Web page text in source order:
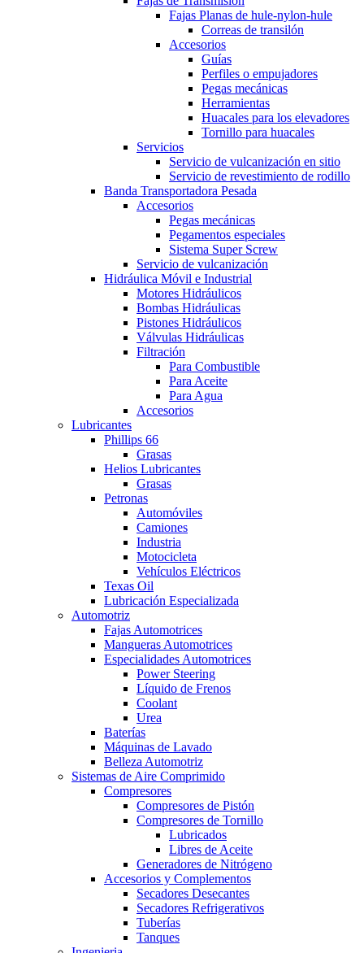
Fajas Planas de hule-nylon-hule
Correas de transilón
Accesorios
Guías
Perfiles o empujadores
Pegas mecánicas
Herramientas
Huacales para los elevadores
Tornillo para huacales
Servicios
Servicio de vulcanización en sitio
Servicio de revestimiento de rodillo
Banda Transportadora Pesada
Accesorios
Pegas mecánicas
Pegamentos especiales
Sistema Super Screw
Servicio de vulcanización
Hidráulica Móvil e Industrial
Motores Hidráulicos
Bombas Hidráulicas
Pistones Hidráulicos
Válvulas Hidráulicas
Filtración
Para Combustible
Para Aceite
Para Agua
Accesorios
Lubricantes
Phillips 66
Grasas
Helios Lubricantes
Grasas
Petronas
Automóviles
Camiones
Industria
Motocicleta
Vehículos Eléctricos​
Texas Oil
Lubricación Especializada
Automotriz
Fajas Automotrices
Mangueras Automotrices
Especialidades Automotrices
Power Steering
Líquido de Frenos
Coolant
Urea
Baterías
Máquinas de Lavado
Belleza Automotriz
Sistemas de Aire Comprimido
Compresores
Compresores de Pistón
Compresores de Tornillo
Lubricados
Libres de Aceite
Generadores de Nitrógeno
Accesorios y Complementos
Secadores Desecantes
Secadores Refrigerativos
Tuberías
Tanques